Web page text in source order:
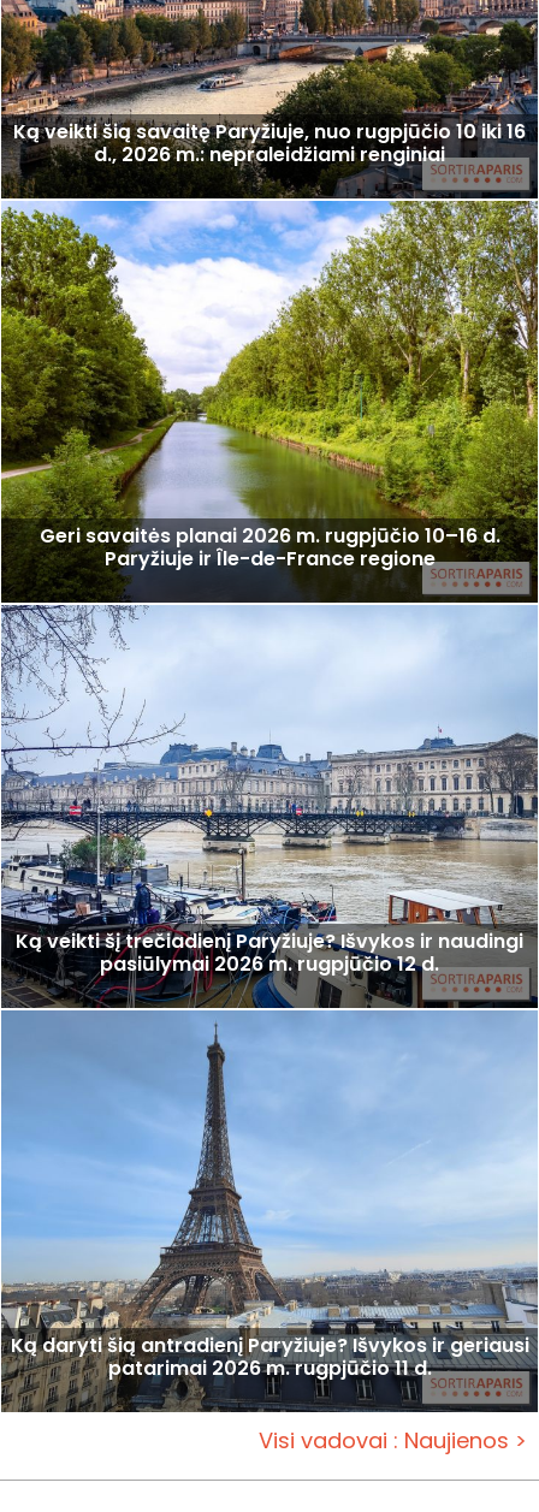
Ką veikti šią savaitę Paryžiuje, nuo rugpjūčio 10 iki 16
d., 2026 m.: nepraleidžiami renginiai
Geri savaitės planai 2026 m. rugpjūčio 10–16 d.
Paryžiuje ir Île-de-France regione
Ką veikti šį trečiadienį Paryžiuje? Išvykos ir naudingi
pasiūlymai 2026 m. rugpjūčio 12 d.
Ką daryti šią antradienį Paryžiuje? Išvykos ir geriausi
patarimai 2026 m. rugpjūčio 11 d.
Visi vadovai : Naujienos >